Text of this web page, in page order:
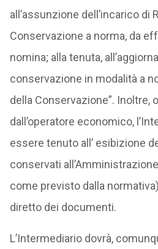
all’assunzione dell’incarico di
Conservazione a norma, da
nomina; alla tenuta,
conservazione in modalità a
della Conservazione”. Inoltre,
dall’operatore economico,
essere tenuto all’ esibizione
conservati
come previsto dalla
diretto dei documenti.
L’Intermediario dovrà,